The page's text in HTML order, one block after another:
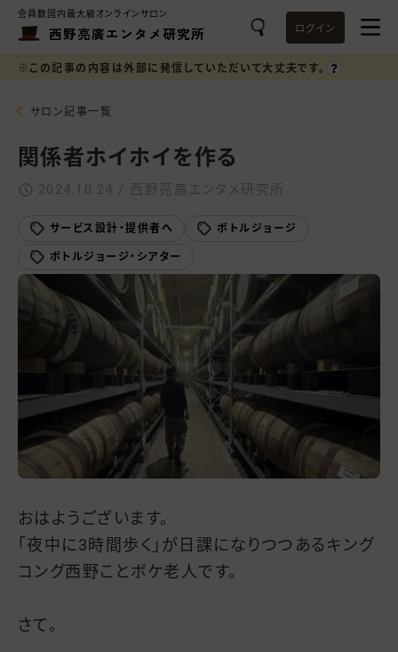
会員数国内最大級オンラインサロン
西野亮廣エンタメ研究所 ログイン
※この記事の内容は外部に発信していただいて大丈夫です。
サロン記事一覧
関係者ホイホイを作る
2024.10.24 / 西野亮廣エンタメ研究所
サービス設計・提供者へ ボトルジョージ
ボトルジョージ・シアター
おはようございます。
「夜中に3時間歩く」が日課になりつつあるキング
コング西野ことボケ老人です。
さて。